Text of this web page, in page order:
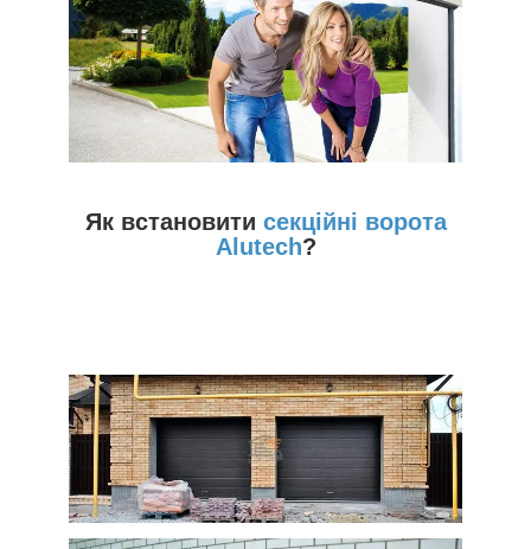
Як встановити секційні ворота
Alutech?